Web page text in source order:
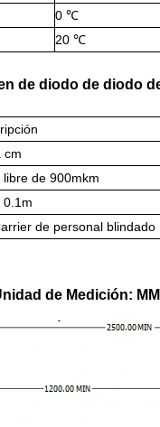
0 ℃
20 ℃
de diodo de diodo
cm
libre de 900mkm
0.1m
de personal blindado
de Medición: